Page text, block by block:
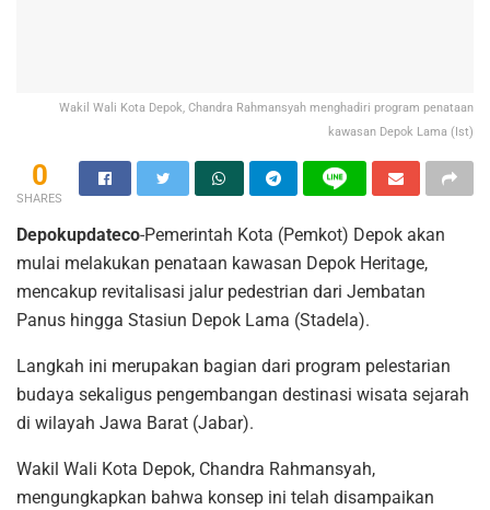
Wakil Wali Kota Depok, Chandra Rahmansyah menghadiri program penataan
kawasan Depok Lama (Ist)
0
SHARES
Depokupdateco-Pemerintah Kota (Pemkot) Depok akan
mulai melakukan penataan kawasan Depok Heritage,
mencakup revitalisasi jalur pedestrian dari Jembatan
Panus hingga Stasiun Depok Lama (Stadela).
Langkah ini merupakan bagian dari program pelestarian
budaya sekaligus pengembangan destinasi wisata sejarah
di wilayah Jawa Barat (Jabar).
Wakil Wali Kota Depok, Chandra Rahmansyah,
mengungkapkan bahwa konsep ini telah disampaikan